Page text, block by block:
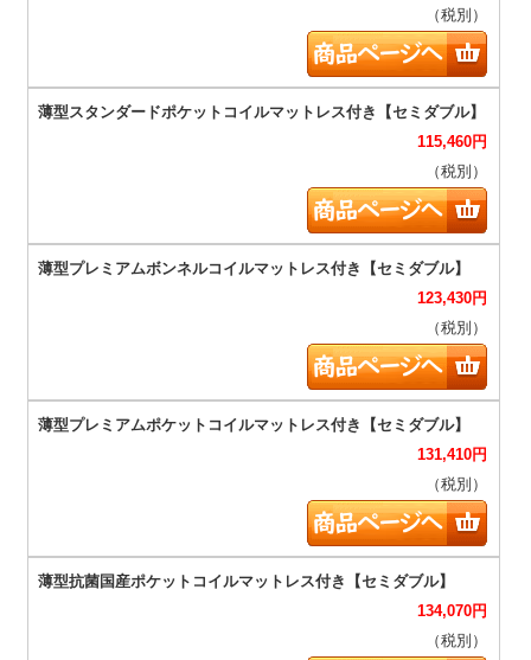
（税別）
115,460円
（税別）
123,430円
（税別）
131,410円
（税別）
134,070円
（税別）